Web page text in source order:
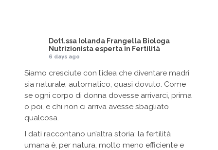
Dott.ssa Iolanda Frangella Biologa
Nutrizionista esperta in Fertilità
6 days ago
Siamo cresciute con l’idea che diventare madri
sia naturale, automatico, quasi dovuto. Come
se ogni corpo di donna dovesse arrivarci, prima
o poi, e chi non ci arriva avesse sbagliato
qualcosa.
I dati raccontano un’altra storia: la fertilità
umana è, per natura, molto meno efficiente e